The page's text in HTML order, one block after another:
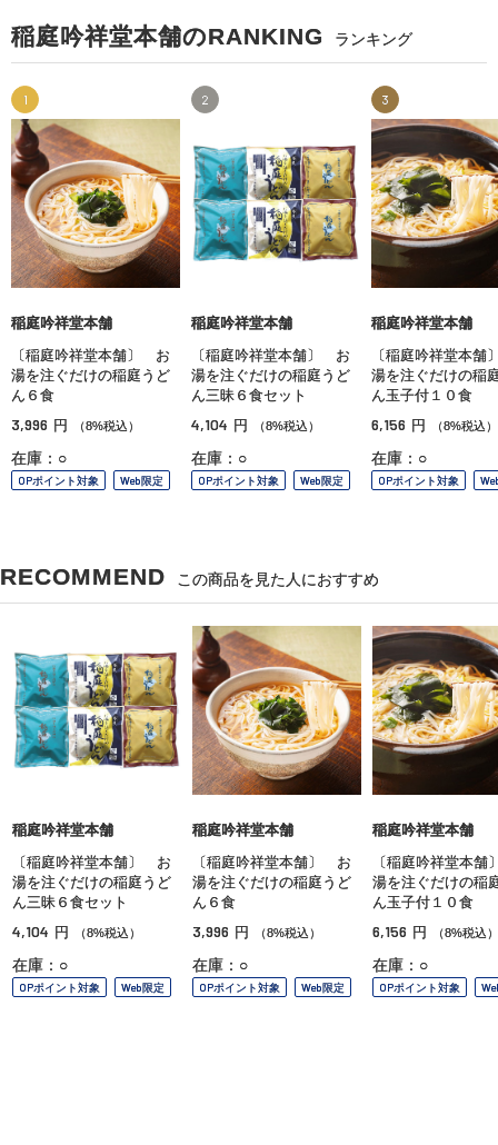
稲庭吟祥堂本舗のRANKING ランキング
1
稲庭吟祥堂本舗
〔稲庭吟祥堂本舗〕 お
湯を注ぐだけの稲庭うど
ん６食
3,996 円 （8%税込）
在庫：○
OPポイント対象 Web限定
2
稲庭吟祥堂本舗
〔稲庭吟祥堂本舗〕 お
湯を注ぐだけの稲庭うど
ん三昧６食セット
4,104 円 （8%税込）
在庫：○
OPポイント対象 Web限定
3
稲庭吟祥堂本舗
〔稲庭吟祥堂本
湯を注ぐだけの稲
ん玉子付１０食
6,156 円 （8%税込）
在庫：○
OPポイント対象
RECOMMEND この商品を見た人におすすめ
稲庭吟祥堂本舗
〔稲庭吟祥堂本舗〕 お
湯を注ぐだけの稲庭うど
ん三昧６食セット
4,104 円 （8%税込）
在庫：○
OPポイント対象 Web限定
稲庭吟祥堂本舗
〔稲庭吟祥堂本舗〕 お
湯を注ぐだけの稲庭うど
ん６食
3,996 円 （8%税込）
在庫：○
OPポイント対象 Web限定
稲庭吟祥堂本舗
〔稲庭吟祥堂本
湯を注ぐだけの稲
ん玉子付１０食
6,156 円 （8%税込）
在庫：○
OPポイント対象